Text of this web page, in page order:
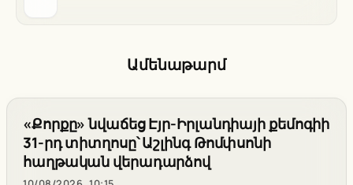
Ամենաթարմ
«Քորքը» նվաճեց Էյր-Իրլանդիայի քեմոգիի
31-րդ տիտղոսը՝ Աշլինգ Թոմփսոնի
հաղթական վերադարձով